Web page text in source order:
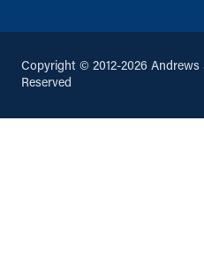
Copyright © 2012-2026
Reserved